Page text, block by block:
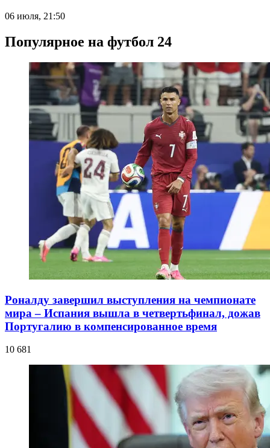
06 июля, 21:50
Популярное на футбол 24
Роналду завершил выступления на чемпионате
мира – Испания вышла в четвертьфинал, дожав
Португалию в компенсированное время
10 681